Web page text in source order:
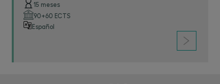
15 meses
90+60 ECTS
Español